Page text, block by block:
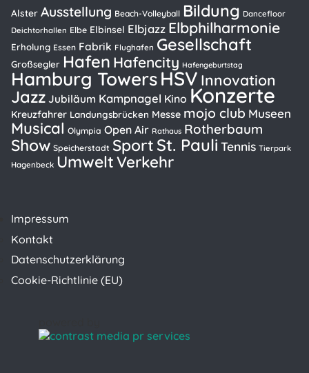
Impressum
Kontakt
Datenschutzerklärung
Cookie-Richtlinie (EU)
Alster Ausstellung Beach-Volleyball Bildung Dancefloor
Deichtorhallen Elbe Elbinsel Elbjazz Elbphilharmonie
Erholung Essen Fabrik Flughafen Gesellschaft
Großsegler Hafen Hafencity Hafengeburtstag
Hamburg TowersHSV Innovation
Jazz Jubiläum Kampnagel Kino Konzerte
Kreuzfahrer Landungsbrücken Messe mojo club Museen
Musical Olympia Open Air Rathaus Rotherbaum
Show Speicherstadt Sport St. Pauli Tennis Tierpark
Hagenbeck UmweltVerkehr